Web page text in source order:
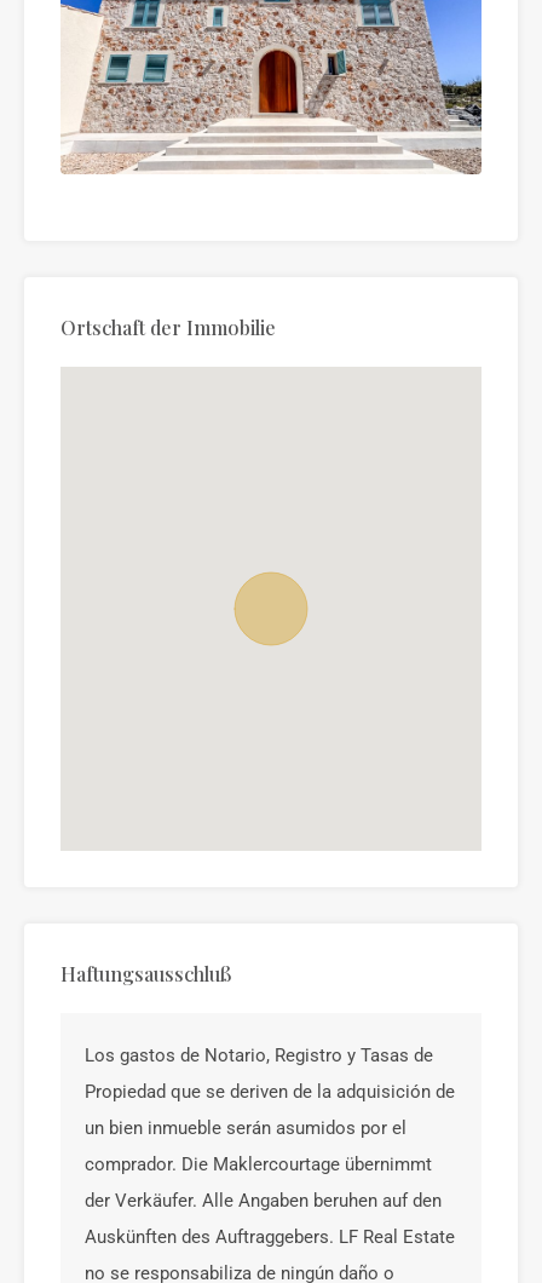
Ortschaft der Immobilie
Haftungsausschluß
Los gastos de Notario, Registro y Tasas de
Propiedad que se deriven de la adquisición de
un bien inmueble serán asumidos por el
comprador. Die Maklercourtage übernimmt
der Verkäufer. Alle Angaben beruhen auf den
Auskünften des Auftraggebers. LF Real Estate
no se responsabiliza de ningún daño o